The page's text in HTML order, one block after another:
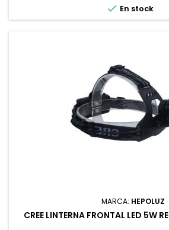
 En stock
MARCA: HEPOLUZ
CREE LINTERNA FRONTAL LED 5W